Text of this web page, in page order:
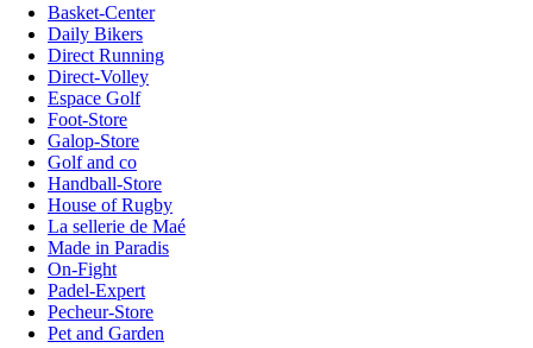
Basket-Center
Daily Bikers
Direct Running
Direct-Volley
Espace Golf
Foot-Store
Galop-Store
Golf and co
Handball-Store
House of Rugby
La sellerie de Maé
Made in Paradis
On-Fight
Padel-Expert
Pecheur-Store
Pet and Garden